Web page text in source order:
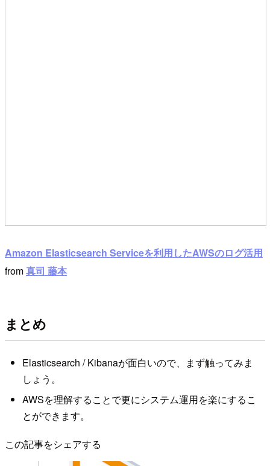
Amazon Elasticsearch Serviceを利用したAWSのログ活用
from真司 藤本
まとめ
Elasticsearch / Kibanaが面白いので、まず触ってみま
しょう。
AWSを理解することで更にシステム運用を楽にするこ
とができます。
この記事をシェアする